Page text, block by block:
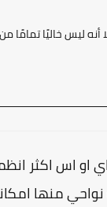
او اس اكثر
منها